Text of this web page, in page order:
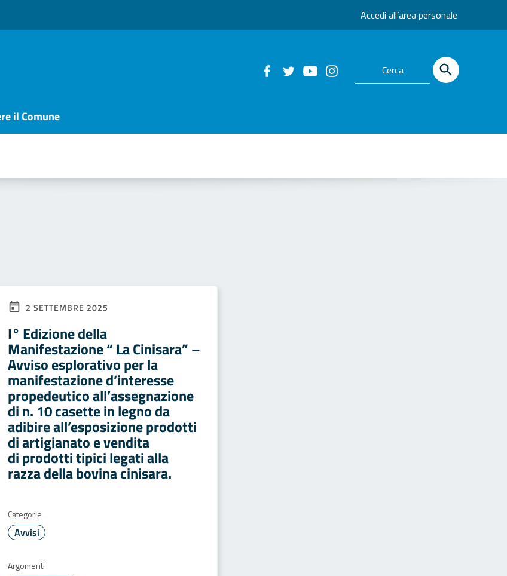
Accedi all’area personale
il Comune
2 SETTEMBRE 2025
I° Edizione della
Manifestazione “ La Cinisara” –
Avviso esplorativo per la
manifestazione d’interesse
propedeutico all’assegnazione
di n. 10 casette in legno da
adibire all’esposizione prodotti
di artigianato e vendita
di prodotti tipici legati alla
razza della bovina cinisara.
Categorie
Avvisi
Argomenti